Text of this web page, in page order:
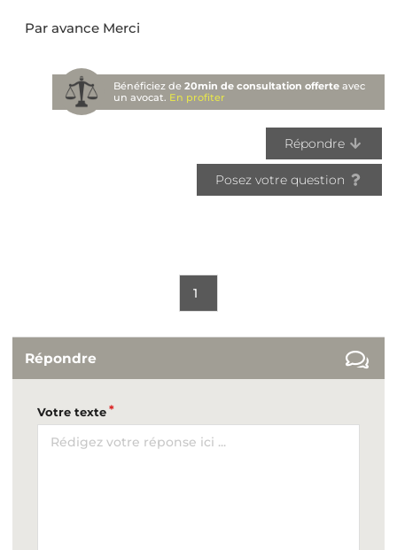
Par avance Merci
Bénéficiez de20min de consultation offerte avec
un avocat. En profiter
Répondre
Posez votre question
1
Répondre
Votre texte